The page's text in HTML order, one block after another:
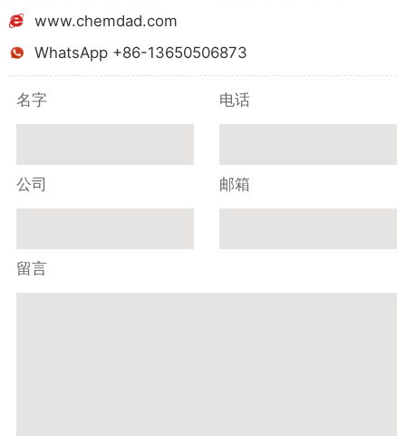
www.chemdad.com
WhatsApp +86-13650506873
名字 电话
公司 邮箱
留言